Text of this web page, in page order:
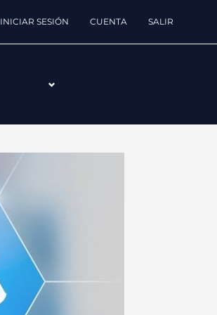
INICIAR SESIÓN CUENTA SALIR